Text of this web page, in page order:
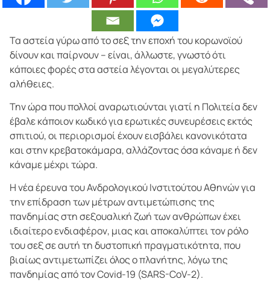
Τα αστεία γύρω από το σεξ την εποχή του κορωνοϊού
δίνουν και παίρνουν – είναι, άλλωστε, γνωστό ότι
κάποιες φορές στα αστεία λέγονται οι μεγαλύτερες
αλήθειες.
Την ώρα που πολλοί αναρωτιούνται γιατί η Πολιτεία δεν
έβαλε κάποιον κωδικό για ερωτικές συνευρέσεις εκτός
σπιτιού, οι περιορισμοί έχουν εισβάλει κανονικότατα
και στην κρεβατοκάμαρα, αλλάζοντας όσα κάναμε ή δεν
κάναμε μέχρι τώρα.
Η νέα έρευνα του Ανδρολογικού Ινστιτούτου Αθηνών για
την επίδραση των μέτρων αντιμετώπισης της
πανδημίας στη σεξουαλική ζωή των ανθρώπων έχει
ιδιαίτερο ενδιαφέρον, μιας και αποκαλύπτει τον ρόλο
του σεξ σε αυτή τη δυστοπική πραγματικότητα, που
βιαίως αντιμετωπίζει όλος ο πλανήτης, λόγω της
πανδημίας από τον Covid-19 (SARS-CoV-2).